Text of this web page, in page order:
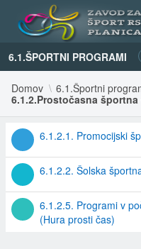
6.1.ŠPORTNI PROGRAMI
Domov
6.1.Športni
6.1.2.Prostočasna
6.1.2.1. Promocijski
6.1.2.2. Šolska
6.1.2.5. Programi v
(Hura prosti čas)